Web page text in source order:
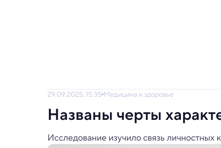
29.09.2025, 15:35 Медицина и здоровье
Названы черты
Исследование изучило связь личностных